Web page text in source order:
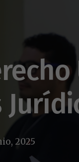
2025